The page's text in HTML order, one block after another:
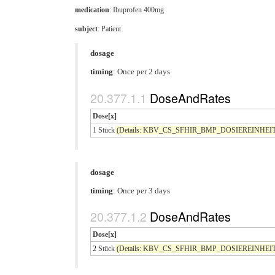
medication: Ibuprofen 400mg
subject: Patient
dosage
timing: Once per 2 days
DoseAndRates
Dose[x]
1 Stück (Details:
dosage
timing: Once per 3 days
DoseAndRates
Dose[x]
2 Stück (Details: